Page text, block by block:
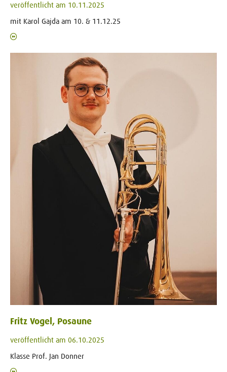
veröffentlicht am 10.11.2025
mit Karol Gajda am 10. & 11.12.25
Fritz Vogel, Posaune
veröffentlicht am 06.10.2025
Klasse Prof. Jan Donner